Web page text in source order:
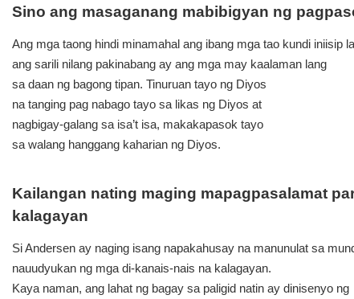
Sino ang masaganang mabibigyan ng
Ang mga taong hindi minamahal ang ibang mga tao kundi iniisip
ang sarili nilang pakinabang ay ang mga may kaalaman lang
sa daan ng bagong tipan. Tinuruan tayo ng Diyos
na tanging pag nabago tayo sa likas ng Diyos at
nagbigay-galang sa isa’t isa, makakapasok tayo
sa walang hanggang kaharian ng Diyos.
Kailangan nating maging mapagpasalamat
kalagayan
Si Andersen ay naging isang napakahusay na manunulat sa
nauudyukan ng mga di-kanais-nais na kalagayan.
Kaya naman, ang lahat ng bagay sa paligid natin ay dinisenyo ng